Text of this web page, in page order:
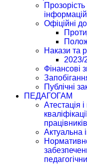
Прозорість
Офіційні
Накази та
2023/
Фінансові
Публічні
ПЕДАГОГАМ
Атестація
працівників
Актуальна